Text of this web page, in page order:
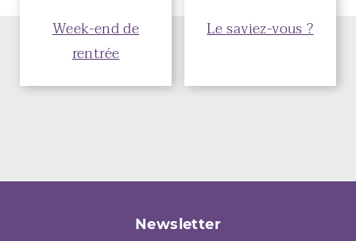
Week-end de
rentrée
Le saviez-vous ?
Newsletter